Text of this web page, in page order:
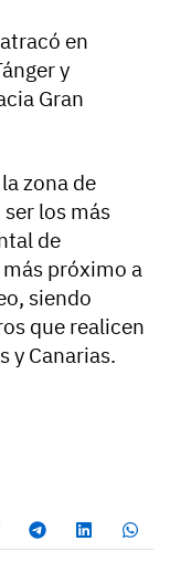
en
y
Gran
zona de
los más
de
próximo a
siendo
que realicen
y Canarias.